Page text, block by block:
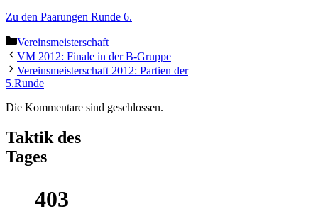
Zu den Paarungen Runde 6.
Kategorien
Vereinsmeisterschaft
VM 2012: Finale in der B-Gruppe
Vereinsmeisterschaft 2012: Partien der
5.Runde
Die Kommentare sind geschlossen.
Taktik des
Tages